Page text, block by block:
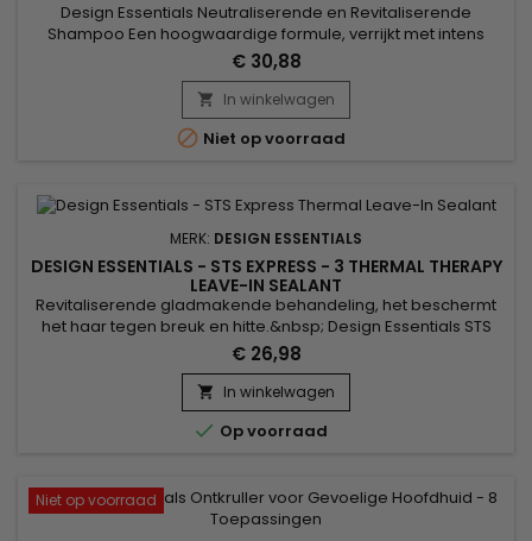
Design Essentials Neutraliserende en Revitaliserende
Shampoo Een hoogwaardige formule, verrijkt met intens
hydraterende vitaminen en een eiwitcomplex.&nbsp; Design
Essentials Neutraliserende Shampoo is ontworpen om het
haar te neutraliseren en te revitaliseren na het
ontkrullen.&nbsp; De shampoo verwijdert alle sporen van
chemische resten. &nbsp;Een roze...
€ 30,88
 In winkelwagen
 Niet op voorraad
MERK: DESIGN ESSENTIALS
DESIGN ESSENTIALS - STS EXPRESS - 3 THERMAL THERAPY
LEAVE-IN SEALANT
Revitaliserende gladmakende behandeling, het beschermt
het haar tegen breuk en hitte.&nbsp; Design Essentials STS
EXPRESS Smoothing System Thermal Therapy Leave-In
Sealant is een intens hydraterende leave-in conditioner die
is ontworpen om de vochtbalans van het haar te herstellen
en tegelijkertijd langdurige bescherming biedt tegen hitte
en...
€ 26,98
 In winkelwagen
 Op voorraad
Niet op voorraad